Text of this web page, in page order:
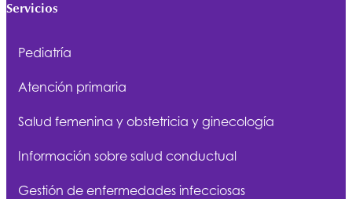
Servicios
Pediatría
Atención primaria
Salud femenina y obstetricia y ginecología
Información sobre salud conductual
Gestión de enfermedades infecciosas